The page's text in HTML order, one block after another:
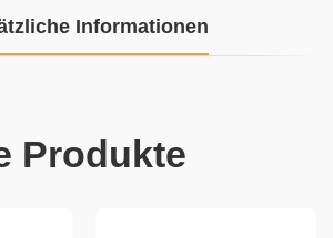
Informationen
Produkte